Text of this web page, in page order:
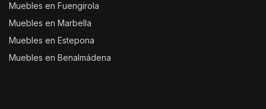
Muebles en Fuengirola
Muebles en Marbella
Muebles en Estepona
Muebles en Benalmádena